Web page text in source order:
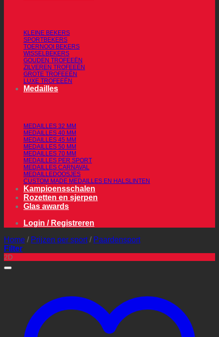
KLEINE BEKERS
SPORTBEKERS
TOERNOOI BEKERS
WISSELBEKERS
GOUDEN TROFEEËN
ZILVEREN TROFEEËN
GROTE TROFEEËN
LUXE TROFEEËN
Medailles
MEDAILLES 32 MM
MEDAILLES 40 MM
MEDAILLES 45 MM
MEDAILLES 50 MM
MEDAILLES 70 MM
MEDAILLES PER SPORT
MEDAILLES CARNAVAL
MEDAILLEDOOSJES
CUSTOM MADE MEDAILLES EN HALSLINTEN
Kampioensschalen
Rozetten en sjerpen
Glas awards
Login / Registreren
Home / Prijzen per sport / Paardensport
Filter
2D